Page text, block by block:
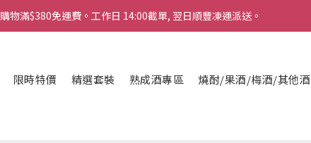
購物滿$380免運費。工作日 14:00截單, 翌日順豐凍運派送。
購物滿$380免運費。工作日 14:00截單, 翌日順豐凍運派送。
消費滿$1000 即送六罐六甲啤酒
限時特價 精選套裝 熟成酒專區 燒酎/果酒/梅酒/其他酒